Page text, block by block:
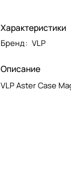
Характеристики
Бренд: VLP
Описание
VLP Aster Case